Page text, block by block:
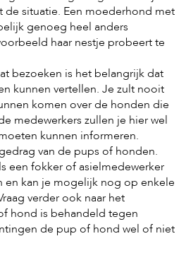
de situatie. Een moederhond met
genoeg heel anders
haar nestje probeert te
bezoeken is het belangrijk dat
kunnen vertellen. Je zult nooit
komen over de honden die
medewerkers zullen je hier wel
kunnen informeren.
van de pups of honden.
een fokker of asielmedewerker
en kan je mogelijk nog op enkele
verder ook naar het
hond is behandeld tegen
de pup of hond wel of niet